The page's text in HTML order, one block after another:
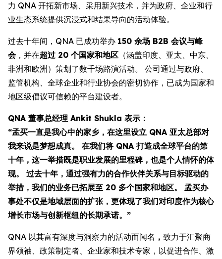
力 QNA 开拓新市场、采用新兴技术，并为政府、企业和行
业生态系统提供沉浸式和结果导向的活动体验。
过去十年间，QNA 已成功举办 150 余场 B2B 会议与峰
会，并在超过 20 个国家和地区 （涵盖印度、亚太、中东、
非洲和欧洲）策划了数千场路演活动。 公司通过与政府、
监管机构、全球企业和行业协会的密切协作，已成为国家和
地区级倡议可信赖的平台建设者。
QNA 董事总经理 Ankit Shukla 表示：
“孟买一直是我心中的家乡，在这里设立 QNA 亚太总部对
我来说是梦想成真。 在我们将 QNA 打造成全球平台的第
十年，这一举措既是职业发展的里程碑，也是个人情怀的体
现。 过去十年，通过强有力的合作伙伴关系与目标驱动的
举措，我们的业务已拓展至 20 多个国家和地区。 孟买办
事处不仅是地域层面的扩张，更体现了我们对印度作为核心
增长市场与创新枢纽的长期承诺。”
QNA 以其富有深度与洞察力的活动而闻名 ， 致力于汇聚商
界领袖、政策制定者、企业家和技术专家，以促进合作、激